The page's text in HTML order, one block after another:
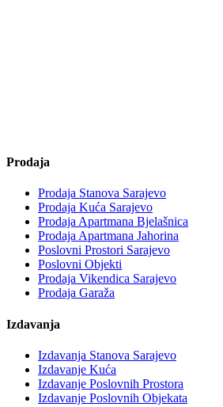
Prodaja
Prodaja Stanova Sarajevo
Prodaja Kuća Sarajevo
Prodaja Apartmana Bjelašnica
Prodaja Apartmana Jahorina
Poslovni Prostori Sarajevo
Poslovni Objekti
Prodaja Vikendica Sarajevo
Prodaja Garaža
Izdavanja
Izdavanja Stanova Sarajevo
Izdavanje Kuća
Izdavanje Poslovnih Prostora
Izdavanje Poslovnih Objekata